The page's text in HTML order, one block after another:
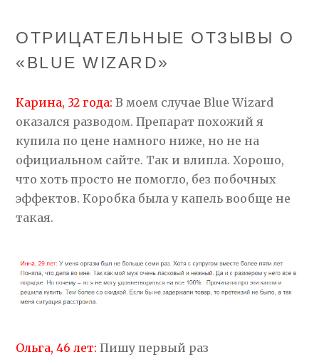
ОТРИЦАТЕЛЬНЫЕ ОТЗЫВЫ О
«BLUE WIZARD»
Карина, 32 года: В моем случае Blue Wizard
оказался разводом. Препарат похожий я
купила по цене намного ниже, но не на
официальном сайте. Так и влипла. Хорошо,
что хоть просто не помогло, без побочных
эффектов. Коробка была у капель вообще не
такая.
Ольга, 46 лет: Пишу первый раз